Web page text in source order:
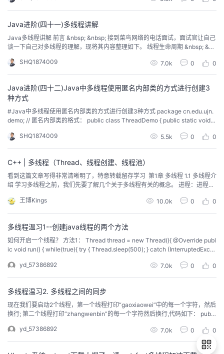
现上如用户输入、文件读写和网络收发数据等，线程就比较有用了。在这种情
Java进阶(四十一)多线程讲解
Java多线程讲解 前言 &nbsp; &nbsp; 接到菜鸟网络的电话面试，面试官让自己
谈一下自己对多线程的理解，现将其内容整理如下。 线程生命周期 &nbsp; &nb
w）：当线程对象创建后，即进入了新建状态，如：Thread t = new MyThrea
d...
SHQ1874009 7.0k 0 0
Java进阶(四十二)Java中多线程使用匿名内部类的方式进行创建3
种方式
#Java中多线程使用匿名内部类的方式进行创建3种方式 package cn.edu.ujn.
demo; // 匿名内部类的格式： public class ThreadDemo { public static void
un() ...SHQ1874009 5.5k 0 0
C++ | 多线程（Thread、线程创建、线程池）
看到这篇文章写得非常清晰明了，特意转载留存学习 第1章 多线程 1.1 多线程介
绍 学习多线程之前，我们先要了解几个关于多线程有关的概念。 进程：进程指
进程是处于运行过程中的程序，并且具有一定独立功能。 线程：线程是进程
中的一个执行单元，负责当前进程中程序的执行，一个进程中至少有一个线...
王博Kings 10.0k 0 0
多线程温习1--创建java线程的两个方法
如何开启一个线程？ 方法1： Thread thread = new Thread(){ @Override publ
ic void run() { while(true){ try { Thread.sleep(500); } catch (InterruptedExce
yd_57386892
7.0k 0 0
多线程温习2. 多线程之间的同步
现在我们要启动2个线程，第一个线程打印“gaoxiaowei”中的每一个字符，然后
换行; 第二个线程打印“zhangwenbin”的每一个字符然后换行,代码如下： publi
void main(String[] args...
yd_57386892 7.0k 0 0